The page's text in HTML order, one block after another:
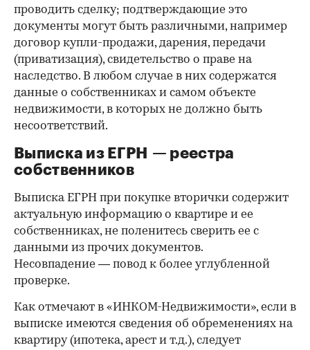
проводить сделку; подтверждающие это
документы могут быть различными, например
договор купли-продажи, дарения, передачи
(приватизация), свидетельство о праве на
наследство. В любом случае в них содержатся
данные о собственниках и самом объекте
недвижимости, в которых не должно быть
несоответствий.
Выписка из ЕГРН — реестра
собственников
Выписка ЕГРН при покупке вторички содержит
актуальную информацию о квартире и ее
собственниках, не поленитесь сверить ее с
данными из прочих документов.
Несовпадение — повод к более углубленной
проверке.
Как отмечают в «ИНКОМ-Недвижимости», если в
выписке имеются сведения об обременениях на
квартиру (ипотека, арест и т.д.), следует